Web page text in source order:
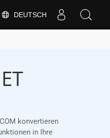
DEUTSCH
konvertieren
in Ihre